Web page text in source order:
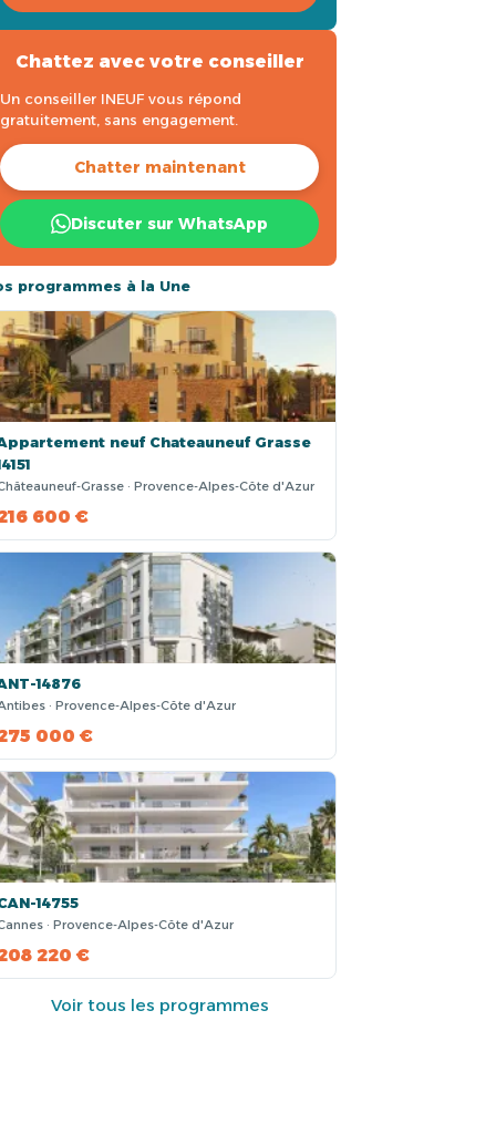
Chattez avec votre conseiller
Un conseiller INEUF vous répond
gratuitement, sans engagement.
Chatter maintenant
Discuter sur WhatsApp
programmes à la Une
neuf Chateauneuf Grasse
Grasse · Provence-Alpes-Côte d'Azur
600 €
14876
· Provence-Alpes-Côte d'Azur
000 €
14755
· Provence-Alpes-Côte d'Azur
220 €
Voir tous les programmes